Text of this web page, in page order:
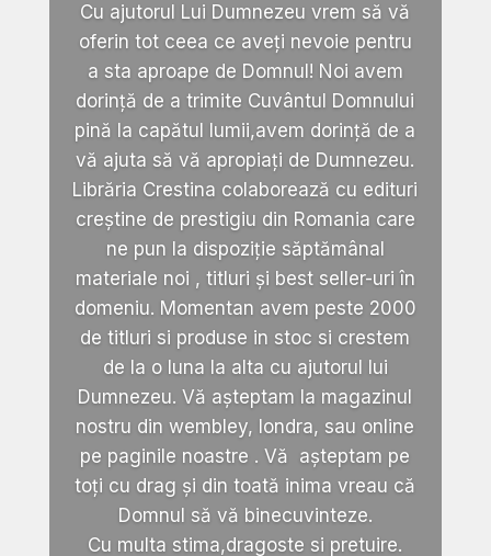
Cu ajutorul Lui Dumnezeu vrem să vă
oferin tot ceea ce aveți nevoie pentru
a sta aproape de Domnul! Noi avem
dorință de a trimite Cuvântul Domnului
pină la capătul lumii,avem dorință de a
vă ajuta să vă apropiați de Dumnezeu.
Librăria Crestina colaborează cu edituri
creștine de prestigiu din Romania care
ne pun la dispoziție săptămânal
materiale noi , titluri și best seller-uri în
domeniu. Momentan avem peste 2000
de titluri si produse in stoc si crestem
de la o luna la alta cu ajutorul lui
Dumnezeu. Vă așteptam la magazinul
nostru din wembley, londra, sau online
pe paginile noastre . Vă așteptam pe
toți cu drag și din toată inima vreau că
Domnul să vă binecuvinteze.
Cu multa stima,dragoste si pretuire.